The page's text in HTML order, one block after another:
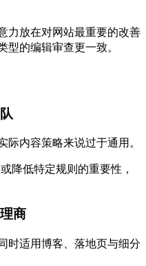
力放在对网站最重要的改善
的编辑审查更一致。
内容策略来说过于通用。
降低特定规则的重要性，
商
时适用博客、落地页与细分